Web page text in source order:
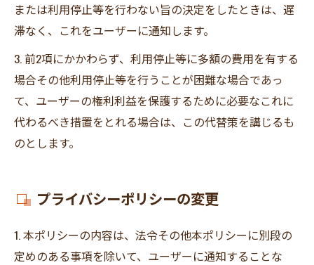
または利用停止等を行わない旨の決定をしたときは、遅
滞なく、これをユーザーに通知します。
3. 前2項にかかわらず、利用停止等に多額の費用を有する
場合その他利用停止等を行うことが困難な場合であっ
て、ユーザーの権利利益を保護するために必要なこれに
代わるべき措置をとれる場合は、この代替策を講じるも
のとします。
プライバシーポリシーの変更
1. 本ポリシーの内容は、法令その他本ポリシーに別段の
定めのある事項を除いて、ユーザーに通知することな